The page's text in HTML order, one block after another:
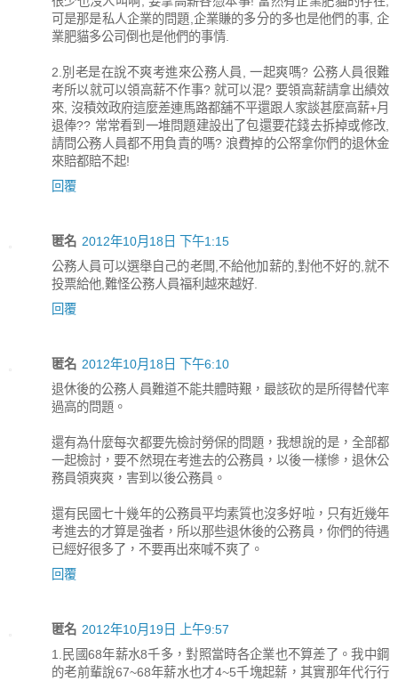
可是那是私人企業的問題,企業賺的多分的多也是他們的事, 企
業肥貓多公司倒也是他們的事情.
2.別老是在說不爽考進來公務人員, 一起爽嗎? 公務人員很難
考所以就可以領高薪不作事? 就可以混? 要領高薪請拿出績效
來, 沒積效政府這麼差連馬路都舖不平還跟人家談甚麼高薪+月
退俸?? 常常看到一堆問題建設出了包還要花錢去拆掉或修改,
請問公務人員都不用負責的嗎? 浪費掉的公帑拿你們的退休金
來賠都賠不起!
回覆
匿名 2012年10月18日 下午1:15
公務人員可以選舉自己的老闆,不給他加薪的,對他不好的,就不
投票給他,難怪公務人員福利越來越好.
回覆
匿名 2012年10月18日 下午6:10
退休後的公務人員難道不能共體時艱，最該砍的是所得替代率
過高的問題。
還有為什麼每次都要先檢討勞保的問題，我想說的是，全部都
一起檢討，要不然現在考進去的公務員，以後一樣慘，退休公
務員領爽爽，害到以後公務員。
還有民國七十幾年的公務員平均素質也沒多好啦，只有近幾年
考進去的才算是強者，所以那些退休後的公務員，你們的待遇
已經好很多了，不要再出來喊不爽了。
回覆
匿名 2012年10月19日 上午9:57
1.民國68年薪水8千多，對照當時各企業也不算差了。我中鋼
的老前輩說67~68年薪水也才4~5千塊起薪，其實那年代行行